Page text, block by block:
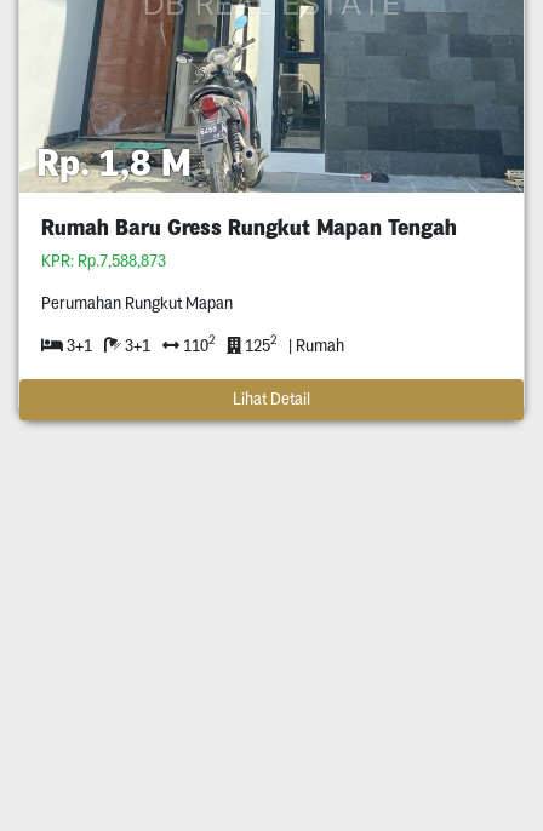
Rp. 1,8 M
Rumah Baru Gress Rungkut Mapan Tengah
KPR: Rp.7,588,873
Perumahan Rungkut Mapan
3+1 3+1 1102 1252 | Rumah
Lihat Detail